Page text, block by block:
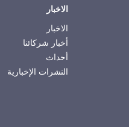
الاخبار
الاخبار
أخبار شركائنا
أحداث
النشرات الإخبارية